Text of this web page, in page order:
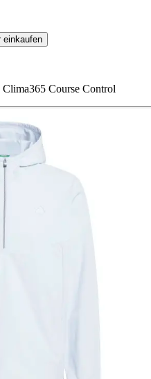
einkaufen
Course Control